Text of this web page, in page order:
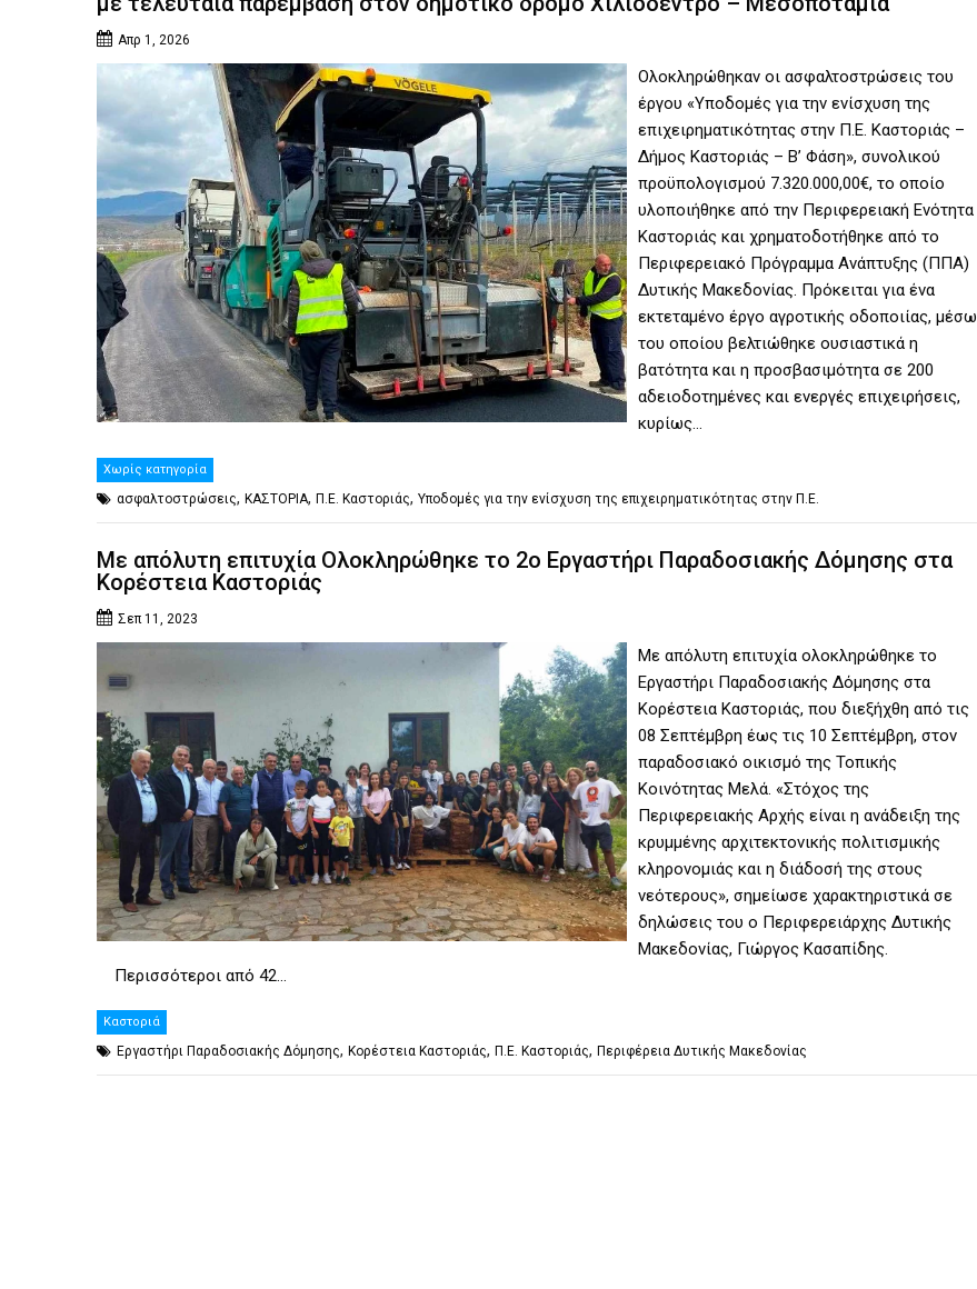
Απρ 1, 2026
Ολοκληρώθηκαν οι ασφαλτοστρώσεις του
έργου «Υποδομές για την ενίσχυση της
επιχειρηματικότητας στην Π.Ε. Καστοριάς –
Δήμος Καστοριάς – Β’ Φάση», συνολικού
προϋπολογισμού 7.320.000,00€, το οποίο
υλοποιήθηκε από την Περιφερειακή Ενότητα
Καστοριάς και χρηματοδοτήθηκε από το
Περιφερειακό Πρόγραμμα Ανάπτυξης (ΠΠΑ)
Δυτικής Μακεδονίας. Πρόκειται για ένα
εκτεταμένο έργο αγροτικής οδοποιίας, μέσω
του οποίου βελτιώθηκε ουσιαστικά η
βατότητα και η προσβασιμότητα σε 200
αδειοδοτημένες και ενεργές επιχειρήσεις,
κυρίως…
Χωρίς κατηγορία
ασφαλτοστρώσεις, ΚΑΣΤΟΡΙΑ, Π.Ε. Καστοριάς, Υποδομές για την ενίσχυση της επιχειρηματικότητας στην Π.Ε.
Με απόλυτη επιτυχία Ολοκληρώθηκε το 2ο Εργαστήρι Παραδοσιακής Δόμησης στα
Κορέστεια Καστοριάς
Σεπ 11, 2023
Με απόλυτη επιτυχία ολοκληρώθηκε το
Εργαστήρι Παραδοσιακής Δόμησης στα
Κορέστεια Καστοριάς, που διεξήχθη από τις
08 Σεπτέμβρη έως τις 10 Σεπτέμβρη, στον
παραδοσιακό οικισμό της Τοπικής
Κοινότητας Μελά. «Στόχος της
Περιφερειακής Αρχής είναι η ανάδειξη της
κρυμμένης αρχιτεκτονικής πολιτισμικής
κληρονομιάς και η διάδοσή της στους
νεότερους», σημείωσε χαρακτηριστικά σε
δηλώσεις του ο Περιφερειάρχης Δυτικής
Μακεδονίας, Γιώργος Κασαπίδης.
Περισσότεροι από 42…
Καστοριά
Εργαστήρι Παραδοσιακής Δόμησης, Κορέστεια Καστοριάς, Π.Ε. Καστοριάς, Περιφέρεια Δυτικής Μακεδονίας